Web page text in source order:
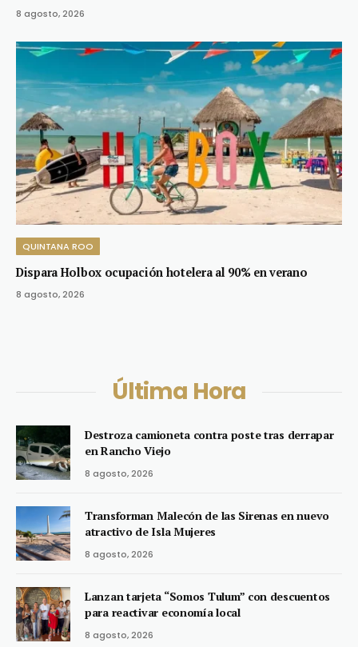
8 agosto, 2026
QUINTANA ROO
Dispara Holbox ocupación hotelera al 90% en verano
8 agosto, 2026
Última Hora
Destroza camioneta contra poste tras derrapar
en Rancho Viejo
8 agosto, 2026
Transforman Malecón de las Sirenas en nuevo
atractivo de Isla Mujeres
8 agosto, 2026
Lanzan tarjeta “Somos Tulum” con descuentos
para reactivar economía local
8 agosto, 2026